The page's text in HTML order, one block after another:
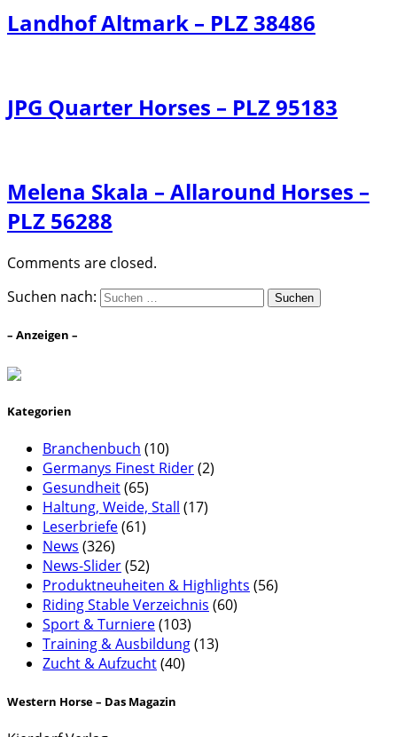
Landhof Altmark – PLZ 38486
JPG Quarter Horses – PLZ 95183
Melena Skala – Allaround Horses –
PLZ 56288
Comments are closed.
Suchen nach:
– Anzeigen –
Kategorien
Branchenbuch (10)
Germanys Finest Rider(2)
Gesundheit(65)
Haltung, Weide, Stall (17)
Leserbriefe(61)
News (326)
News-Slider(52)
Produktneuheiten & Highlights (56)
Riding Stable Verzeichnis (60)
Sport & Turniere(103)
Training & Ausbildung(13)
Zucht & Aufzucht(40)
Western Horse – Das Magazin